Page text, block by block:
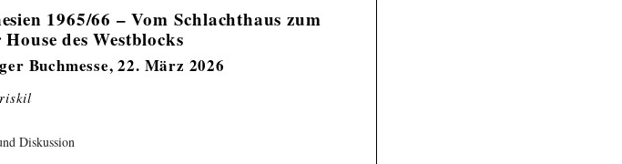
1965/66 – Vom Schlachthaus zum
House des Westblocks
Buchmesse, 22. März 2026
Diskussion